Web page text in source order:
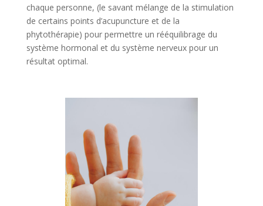
chaque personne, (le savant mélange de la stimulation
de certains points d’acupuncture et de la
phytothérapie) pour permettre un rééquilibrage du
système hormonal et du système nerveux pour un
résultat optimal.